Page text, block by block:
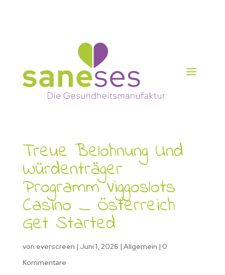
Treue Belohnung Und
Würdenträger
Programm Viggoslots
Casino _ Österreich
Get Started
von everscreen | Juni 1, 2026 | Allgemein | 0
Kommentare